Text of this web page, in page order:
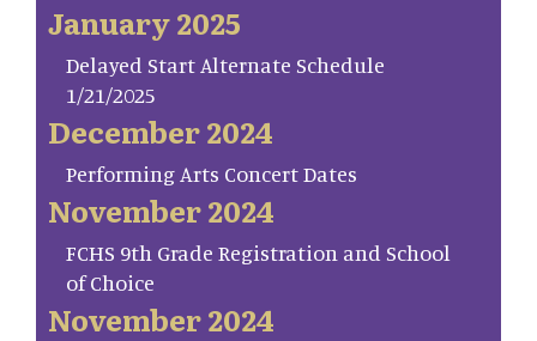
January 2025
Delayed Start Alternate Schedule
1/21/2025
December 2024
Performing Arts Concert Dates
November 2024
FCHS 9th Grade Registration and School
of Choice
November 2024